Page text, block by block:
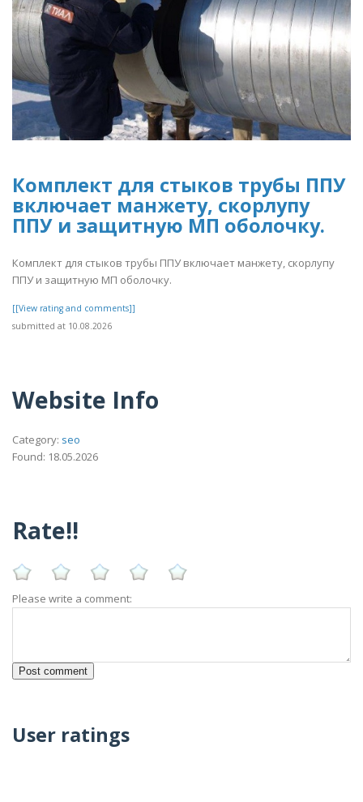
Комплект для стыков трубы ППУ
включает манжету, скорлупу
ППУ и защитную МП оболочку.
Комплект для стыков трубы ППУ включает манжету, скорлупу
ППУ и защитную МП оболочку.
[[View rating and comments]]
submitted at 10.08.2026
Website Info
Category: seo
Found: 18.05.2026
Rate!!
Please write a comment:
User ratings